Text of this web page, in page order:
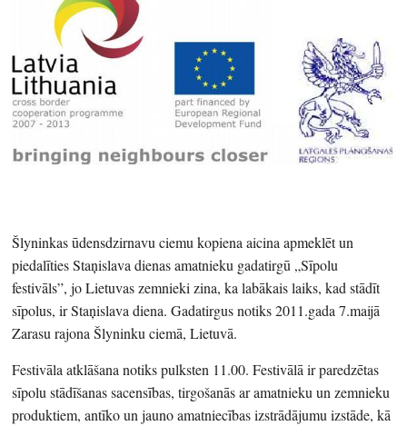
Šlyninkas ūdensdzirnavu ciemu kopiena aicina apmeklēt un
piedalīties Staņislava dienas amatnieku gadatirgū „Sīpolu
festivāls”, jo Lietuvas zemnieki zina, ka labākais laiks, kad stādīt
sīpolus, ir Staņislava diena. Gadatirgus notiks 2011.gada 7.maijā
Zarasu rajona Šlyninku ciemā, Lietuvā.
Festivāla atklāšana notiks pulksten 11.00. Festivālā ir paredzētas
sīpolu stādīšanas sacensības, tirgošanās ar amatnieku un zemnieku
produktiem, antīko un jauno amatniecības izstrādājumu izstāde, kā